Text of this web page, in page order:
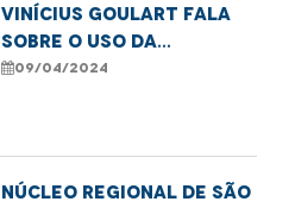
Vinícius Goulart fala
sobre o uso da
cannabis para fins
09/04/2024
Núcleo Regional de SÃO